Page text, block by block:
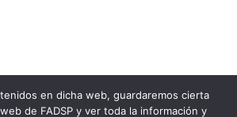
en dicha web, guardaremos cierta
de FADSP y ver toda la información y